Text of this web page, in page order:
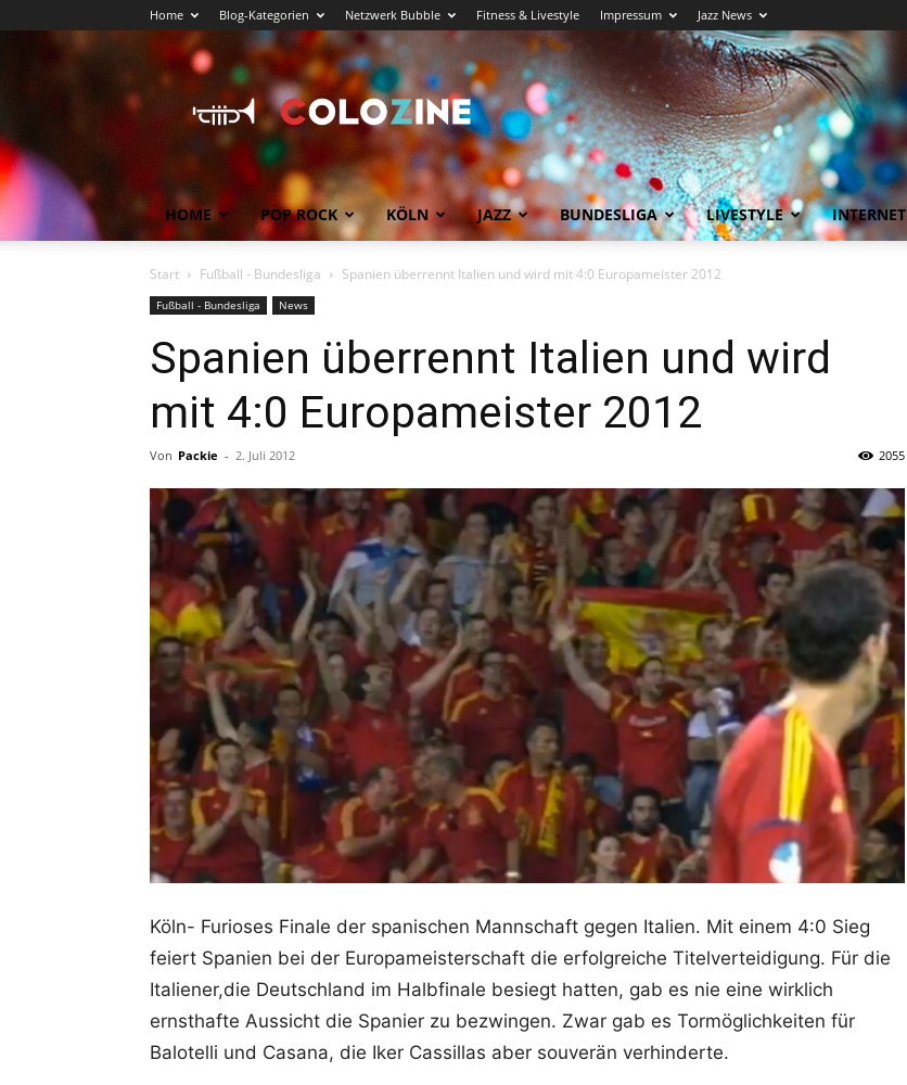
Home Blog-Kategorien Netzwerk Bubble Fitness & Livestyle Impressum Jazz News
Köln
News
COLOZINE
Magazin
HOME POP ROCK KÖLN JAZZ BUNDESLIGA LIVESTYLE INTERNET
Start Fußball - Bundesliga Spanien überrennt Italien und wird mit 4:0 Europameister 2012
Fußball - Bundesliga News
Spanien überrennt Italien und wird
mit 4:0 Europameister 2012
Von Packie - 2. Juli 2012 2055
Köln- Furioses Finale der spanischen Mannschaft gegen Italien. Mit einem 4:0 Sieg
feiert Spanien bei der Europameisterschaft die erfolgreiche Titelverteidigung. Für die
Italiener,die Deutschland im Halbfinale besiegt hatten, gab es nie eine wirklich
ernsthafte Aussicht die Spanier zu bezwingen. Zwar gab es Tormöglichkeiten für
Balotelli und Casana, die Iker Cassillas aber souverän verhinderte.